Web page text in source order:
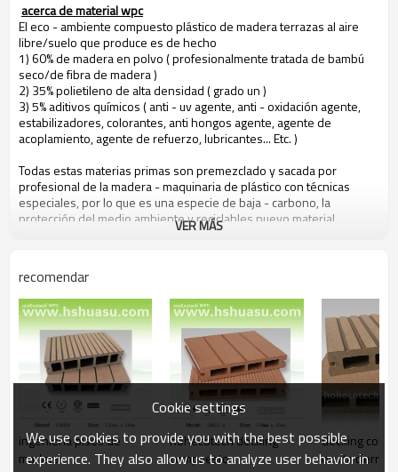
acerca de material wpc
El eco - ambiente compuesto plástico de madera terrazas al aire
libre/suelo que produce es de hecho
1) 60% de madera en polvo ( profesionalmente tratada de bambú
seco/de fibra de madera )
2) 35% polietileno de alta densidad ( grado un )
3) 5% aditivos químicos ( anti - uv agente, anti - oxidación agente,
estabilizadores, colorantes, anti hongos agente, agente de
acoplamiento, agente de refuerzo, lubricantes... Etc. )
Todas estas materias primas son premezclado y sacada por
profesional de la madera - maquinaria de plástico con técnicas
especiales, por lo que es una especie de baja - carbono, la
protección del medio ambiente y reciclables nuevo material.
atributos siguientes
1. respetuoso del medio ambiente, 100% reciclado.
2. un mantenimiento bajo
3. de fácil instalación
4. resistencia a la temperatura, adecuados a partir de - 29& deg; a c
+51& deg; c
5. larga - duración de usar ( 10 años de garantía )
6. agua - una prueba, la humedad - a prueba de, de insectos - a
prueba de
7. con olor a madera, sensación muy natural
8. resistencia a los uv, resistente a la decoloración duradera
9. aspecto elegante
VER MÁS
recomendar
ingeniería pisos de
madera
hohecotech decking
compuesto
decking
oculta cierres
Cookie settings
We use cookies to provide you with the best possible
experience. They also allow us to analyze user behavior in